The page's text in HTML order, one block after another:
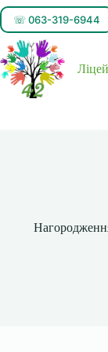
☏ 063-319-6944